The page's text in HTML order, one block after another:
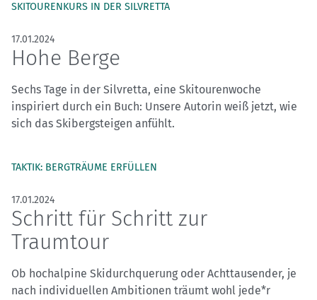
SKITOURENKURS IN DER SILVRETTA
17.01.2024
Hohe Berge
Sechs Tage in der Silvretta, eine Skitourenwoche
inspiriert durch ein Buch: Unsere Autorin weiß jetzt, wie
sich das Skibergsteigen anfühlt.
TAKTIK: BERGTRÄUME ERFÜLLEN
17.01.2024
Schritt für Schritt zur
Traumtour
Ob hochalpine Skidurchquerung oder Achttausender, je
nach individuellen Ambitionen träumt wohl jede*r